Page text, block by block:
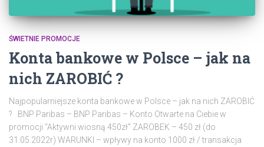
ŚWIETNIE PROMOCJE
Konta bankowe w Polsce – jak na
nich ZAROBIĆ ?
Najpopularniejsze konta bankowe w Polsce – jak na nich ZAROBIĆ
? BNP Paribas – BNP Paribas – Konto Otwarte na Ciebie w
promocji “Aktywni wiosną 450zł” ZAROBEK – 450 zł (do
31.05.2022r) WARUNKI – wpływy na konto 1000 zł / transakcja